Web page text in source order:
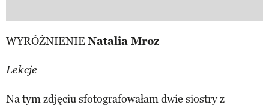
WYRÓŻNIENIENatalia Mroz
Lekcje
Na tym zdjęciu sfotografowałam dwie siostry z